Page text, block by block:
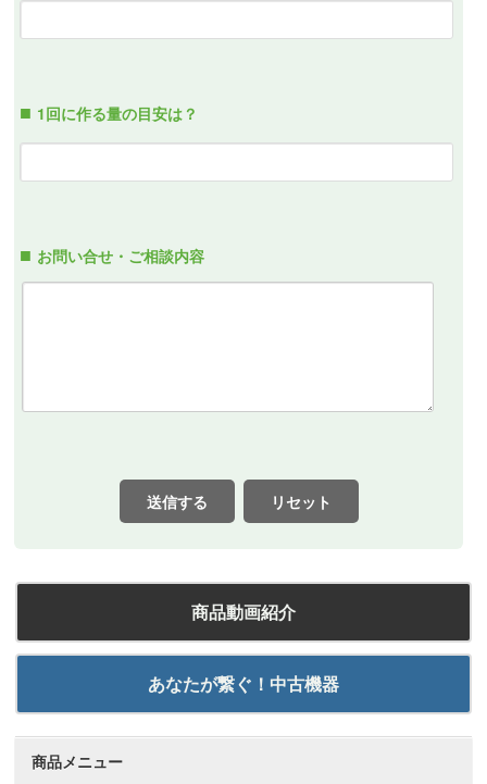
1回に作る量の目安は？
お問い合せ・ご相談内容
送信する リセット
商品動画紹介
あなたが繋ぐ！中古機器
商品メニュー